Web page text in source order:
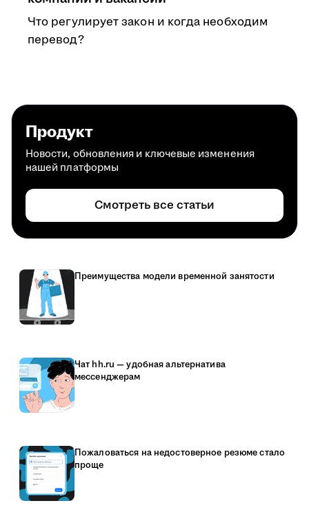
Что регулирует закон и когда необходим
перевод?
Продукт
Новости, обновления и ключевые изменения
нашей платформы
Смотреть все статьи
Преимущества модели временной занятости
Чат hh.ru — удобная альтернатива
мессенджерам
Пожаловаться на недостоверное резюме стало
проще